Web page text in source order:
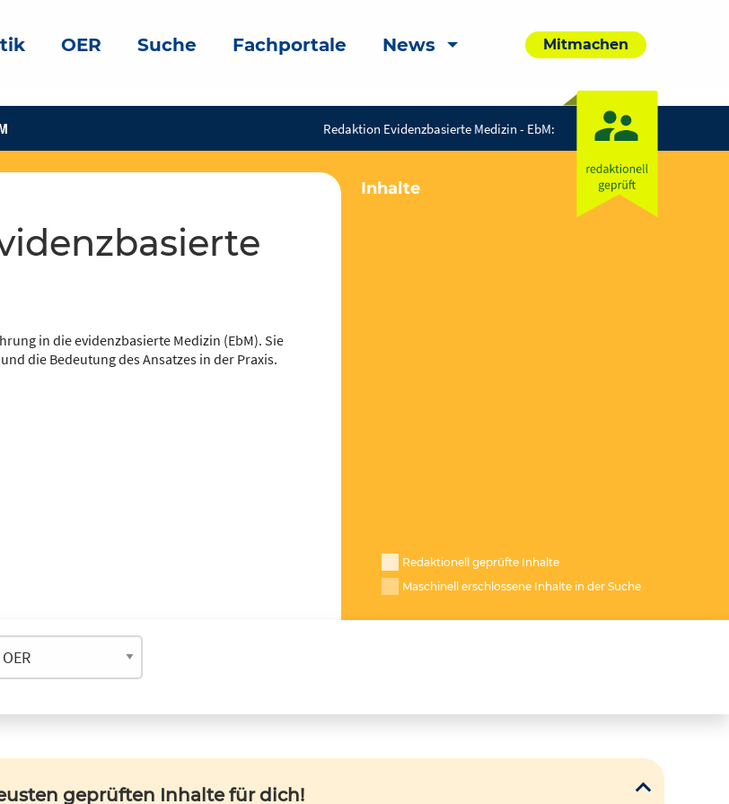
OER Suche Fachportale News Mitmachen
Redaktion Evidenzbasierte Medizin - EbM:
in die evidenzbasierte Medizin (EbM). Sie
die Bedeutung des Ansatzes in der Praxis.
Inhalte
Redaktionell geprüfte Inhalte
Maschinell erschlossene Inhalte in der Suche
geprüften Inhalte für dich!